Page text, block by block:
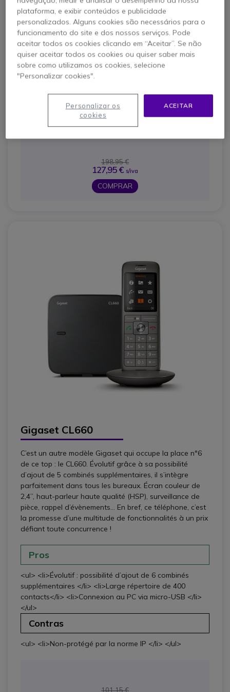
Pros
<ul> <li>Cobertura ultra-reforçada: resistência
aumentada</li> <li>Anti-poeira: conformidade IP40</li>
<li>Modelo dedicado para Pabx Alcatel Lucent</li>
</ul>
Contras
<ul> <li>Conectividade limitada: ausência de
funcionalidades Bluetooth e Wifi</li> <li>Entrega sem
base de carregamento</li> </ul>
198,95 €
127,95 € s/iva
COMPRAR
Gigaset CL660
C’est un autre modèle Gigaset qui occupe la place n°6
de ce top : le CL660. Évolutif grâce à sa possibilité
d’ajout de 5 combinés supplémentaires, il s’intègre
parfaitement dans tous les bureaux. Écran couleur de
2,4’’, haut-parleur haute qualité (HSP), surveillance de
pièce, rappel d’évènements… En bref, ce téléphone, c’est
la promesse d’une multitude de fonctionnalités à un prix
défiant toute concurrence !
Pros
<ul> <li>Évolutif : possibilité d’ajout de 6 combinés
supplémentaires </li> <li>Large répertoire de 400
contacts</li> <li>Connexion au PC via micro-USB </li>
</ul>
Contras
<ul> <li>Non-protégé par la norme IP </li> </ul>
101,15 €
plataforma, e exibir conteúdos e publicidade
personalizados. Alguns cookies são necessários para o
funcionamento do site e dos nossos serviços. Pode
aceitar todos os cookies clicando em “Aceitar”. Se não
quiser aceitar todos os cookies ou quiser saber mais
sobre como utilizamos os cookies, selecione
"Personalizar cookies".
ACEITAR
Personalizar os
cookies